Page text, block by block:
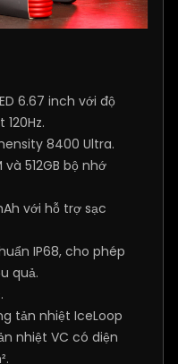
6.67 inch với độ
8400 Ultra.
và 512GB bộ nhớ
với hỗ trợ sạc
IP68, cho phép
quả.
tản nhiệt IceLoop
nhiệt VC có diện